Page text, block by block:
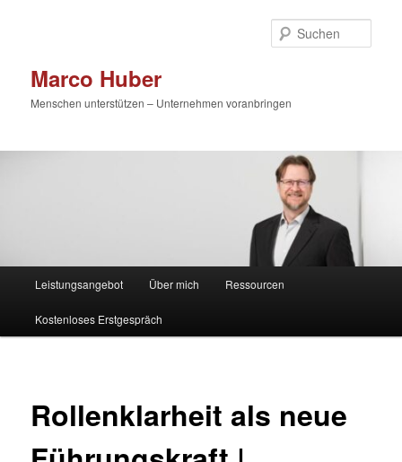
Marco Huber
Menschen unterstützen – Unternehmen voranbringen
Leistungsangebot Über mich Ressourcen
Kostenloses Erstgespräch
Rollenklarheit als neue